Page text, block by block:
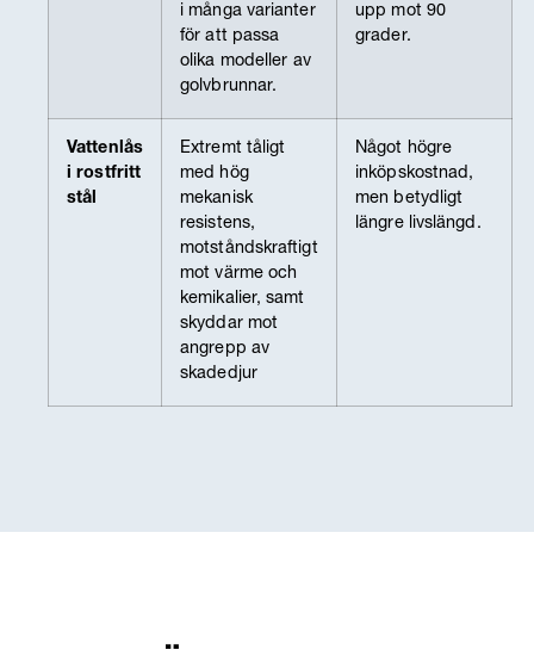
i många varianter
för att passa
olika modeller av
golvbrunnar.
upp mot 90
grader.
Vattenlås
i rostfritt
stål
Extremt tåligt
med hög
mekanisk
resistens,
motståndskraftigt
mot värme och
kemikalier, samt
skyddar mot
angrepp av
skadedjur
Något högre
inköpskostnad,
men betydligt
längre livslängd.